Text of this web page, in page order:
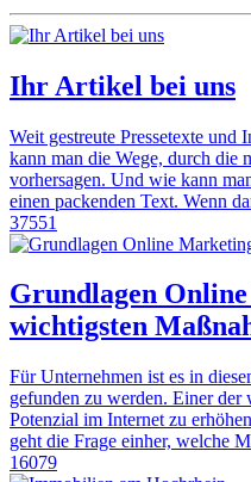
Ihr Artikel bei uns
Weit gestreute Pressetexte
kann man die Wege, durch die
vorhersagen. Und wie kann
einen packenden Text. Wenn
37551
Grundlagen
wichtigsten
Für Unternehmen ist es in
gefunden zu werden. Einer der
Potenzial im Internet zu
geht die Frage einher, welche
16079